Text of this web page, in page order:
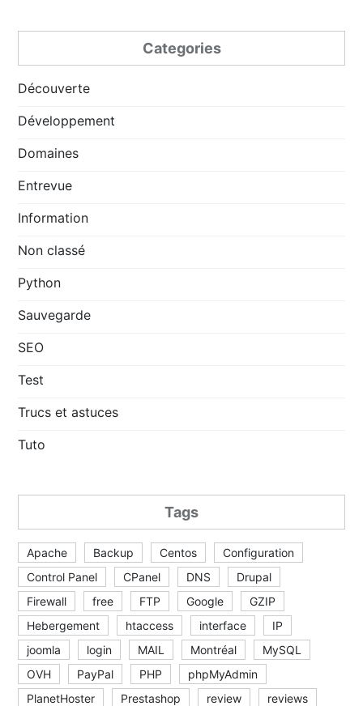
Categories
Découverte
Développement
Domaines
Entrevue
Information
Non classé
Python
Sauvegarde
SEO
Test
Trucs et astuces
Tuto
Tags
Apache Backup Centos
Configuration
Control Panel
CPanel DNS
Drupal
Firewall
free FTP Google
GZIP
Hebergement
htaccess interface
IP
joomla
login MAIL Montréal
MySQL
OVH
PayPal PHP
phpMyAdmin
PlanetHoster
Prestashop review
reviews